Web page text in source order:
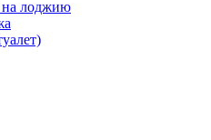
на лоджию